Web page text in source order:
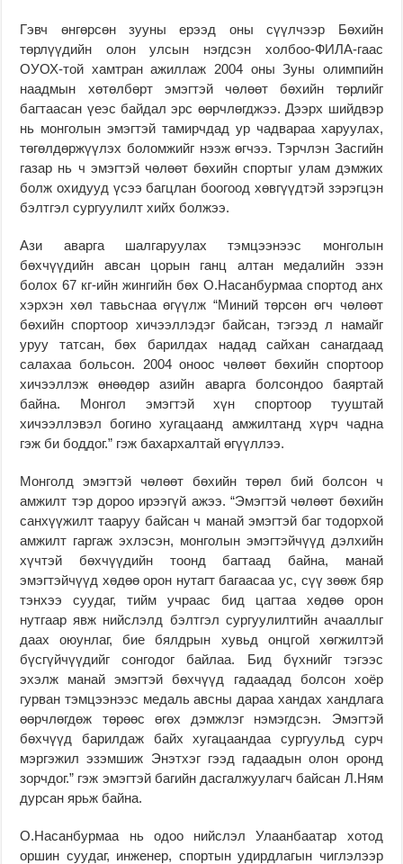
Гэвч өнгөрсөн зууны ерээд оны сүүлчээр Бөхийн
төрлүүдийн олон улсын нэгдсэн холбоо-ФИЛА-гаас
ОУОХ-той хамтран ажиллаж 2004 оны Зуны олимпийн
наадмын хөтөлбөрт эмэгтэй чөлөөт бөхийн төрлийг
багтаасан үеэс байдал эрс өөрчлөгджээ. Дээрх шийдвэр
нь монголын эмэгтэй тамирчдад ур чадвараа харуулах,
төгөлдөржүүлэх боломжийг нээж өгчээ. Тэрчлэн Засгийн
газар нь ч эмэгтэй чөлөөт бөхийн спортыг улам дэмжих
болж охидууд үсээ багцлан боогоод хөвгүүдтэй зэрэгцэн
бэлтгэл сургуулилт хийх болжээ.
Ази аварга шалгаруулах тэмцээнээс монголын
бөхчүүдийн авсан цорын ганц алтан медалийн эзэн
болох 67 кг-ийн жингийн бөх О.Насанбурмаа спортод анх
хэрхэн хөл тавьснаа өгүүлж “Миний төрсөн өгч чөлөөт
бөхийн спортоор хичээллэдэг байсан, тэгээд л намайг
уруу татсан, бөх барилдах надад сайхан санагдаад
салахаа больсон. 2004 оноос чөлөөт бөхийн спортоор
хичээллэж өнөөдөр азийн аварга болсондоо баяртай
байна. Монгол эмэгтэй хүн спортоор тууштай
хичээллэвэл богино хугацаанд амжилтанд хүрч чадна
гэж би боддог.” гэж бахархалтай өгүүллээ.
Монголд эмэгтэй чөлөөт бөхийн төрөл бий болсон ч
амжилт тэр дороо ирээгүй ажээ. “Эмэгтэй чөлөөт бөхийн
санхүүжилт тааруу байсан ч манай эмэгтэй баг тодорхой
амжилт гаргаж эхлэсэн, монголын эмэгтэйчүүд дэлхийн
хүчтэй бөхчүүдийн тоонд багтаад байна, манай
эмэгтэйчүүд хөдөө орон нутагт багаасаа ус, сүү зөөж бяр
тэнхээ суудаг, тийм учраас бид цагтаа хөдөө орон
нутгаар явж нийслэлд бэлтгэл сургуулилтийн ачааллыг
даах оюунлаг, бие бялдрын хувьд онцгой хөгжилтэй
бүсгүйчүүдийг сонгодог байлаа. Бид бүхнийг тэгээс
эхэлж манай эмэгтэй бөхчүүд гадаадад болсон хоёр
гурван тэмцээнээс медаль авсны дараа хандах хандлага
өөрчлөгдөж төрөөс өгөх дэмжлэг нэмэгдсэн. Эмэгтэй
бөхчүүд барилдаж байх хугацаандаа сургуульд сурч
мэргэжил эзэмшиж Энэтхэг гээд гадаадын олон оронд
зорчдог.” гэж эмэгтэй багийн дасгалжуулагч байсан Л.Ням
дурсан ярьж байна.
О.Насанбурмаа нь одоо нийслэл Улаанбаатар хотод
оршин суудаг, инженер, спортын удирдлагын чиглэлээр